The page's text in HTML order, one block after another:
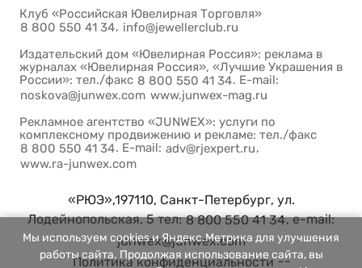
Клуб «Российская Ювелирная Торговля»
8 800 550 41 34, info@jewellerclub.ru
Издательский дом «Ювелирная Россия»: реклама в
журналах «Ювелирная Россия», «Лучшие Украшения в
России»: тел./факс 8 800 550 41 34. E-mail:
noskova@junwex.com www.junwex-mag.ru
Рекламное агентство «JUNWEX»: услуги по
комплексному продвижению и рекламе: тел./факс
8 800 550 41 34. E-mail: adv@rjexpert.ru,
www.ra-junwex.com
«РЮЭ»,197110, Санкт-Петербург, ул.
Лодейнопольская, 5 тел:8 800 550 41 34, e-mail:
junwex@junwex.com
Политика конфиденциальности--
Мы используем cookies и Яндекс.Метрика для улучшения
работы сайта. Продолжая использование сайта, вы